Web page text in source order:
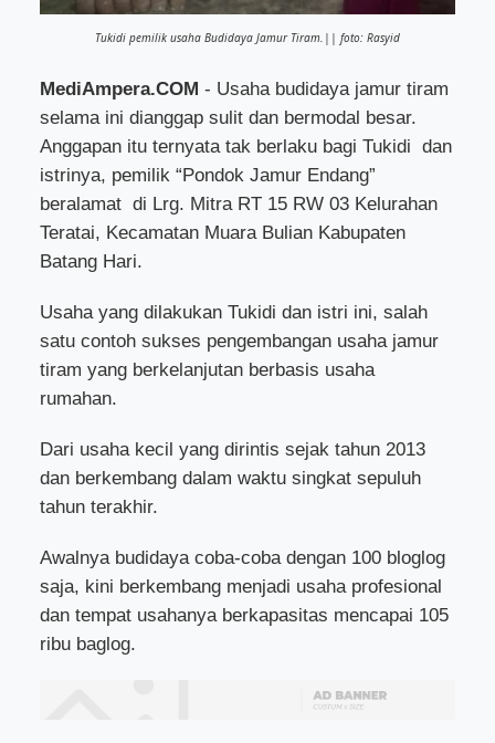
Tukidi pemilik usaha Budidaya Jamur Tiram.|| foto: Rasyid
MediAmpera.COM - Usaha budidaya jamur tiram
selama ini dianggap sulit dan bermodal besar.
Anggapan itu ternyata tak berlaku bagi Tukidi dan
istrinya, pemilik “Pondok Jamur Endang”
beralamat di Lrg. Mitra RT 15 RW 03 Kelurahan
Teratai, Kecamatan Muara Bulian Kabupaten
Batang Hari.
Usaha yang dilakukan Tukidi dan istri ini, salah
satu contoh sukses pengembangan usaha jamur
tiram yang berkelanjutan berbasis usaha
rumahan.
Dari usaha kecil yang dirintis sejak tahun 2013
dan berkembang dalam waktu singkat sepuluh
tahun terakhir.
Awalnya budidaya coba-coba dengan 100 bloglog
saja, kini berkembang menjadi usaha profesional
dan tempat usahanya berkapasitas mencapai 105
ribu baglog.